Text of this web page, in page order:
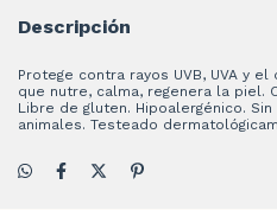
Descripción
Protege contra rayos UVB, UVA y
que nutre, calma, regenera la piel.
Libre de gluten. Hipoalergénico.
animales. Testeado